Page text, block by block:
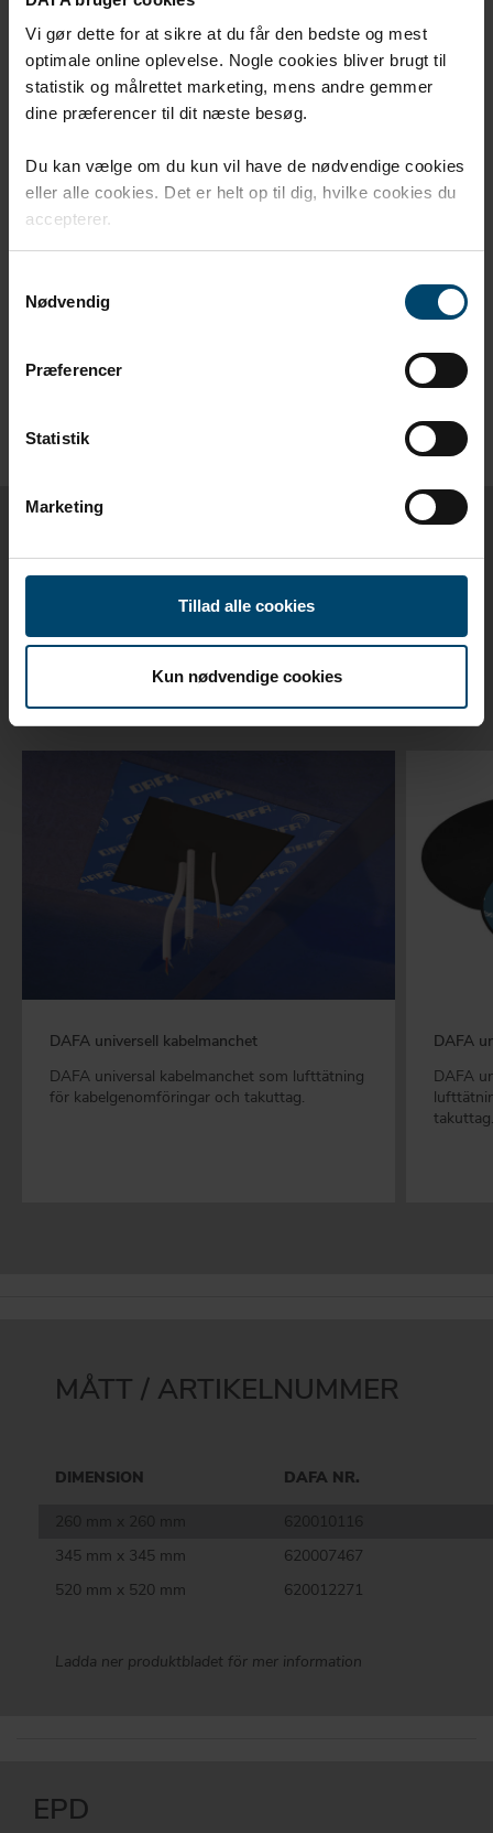
Vi gør dette for at sikre at du får den bedste og mest
optimale online oplevelse. Nogle cookies bliver brugt til
statistik og målrettet marketing, mens andre gemmer
dine præferencer til dit næste besøg.
Du kan vælge om du kun vil have de nødvendige cookies
eller alle cookies. Det er helt op til dig, hvilke cookies du
accepterer.
Nødvendig
Præferencer
Statistik
Marketing
Tillad alle cookies
Kun nødvendige cookies
Spill av
Rörmanchett
Se hur enkelt det är att installera DAFA
universella Rörmanchetter
Relaterade produkter
Tillbehör relaterade till DAFA
Rörmanchett
DAFA universell kabelmanchet
DAFA universal kabelmanchet som lufttätning
för kabelgenomföringar och takuttag.
DAFA
DAFA
takuttag.
MÅTT / ARTIKELNUMMER
DIMENSION DAFA NR.
345 mm x 345 mm
620007467
520 mm x 520 mm
620012271
Ladda ner produktbladet för mer information
EPD